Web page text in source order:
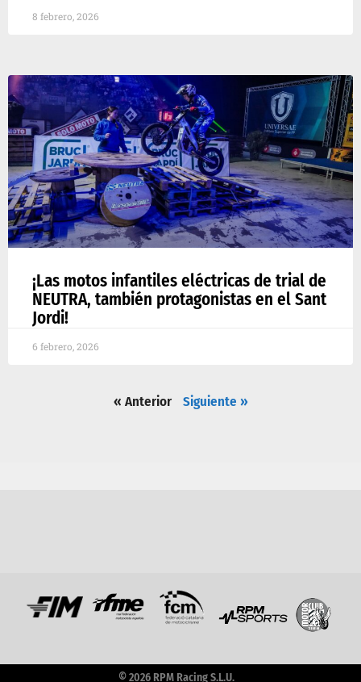
8 febrero, 2026
¡Las motos infantiles eléctricas de trial de
NEUTRA, también protagonistas en el Sant
Jordi!
6 febrero, 2026
« Anterior Siguiente »
© 2026 RPM Racing S.L.U.